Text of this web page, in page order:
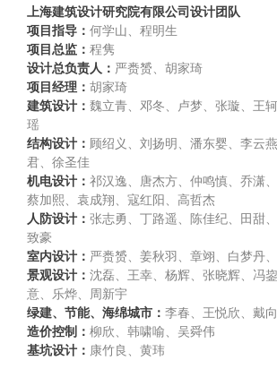
上海建筑设计研究院有限公司设计团队
项目指导： 何学山、程明生
项目总监： 程隽
设计总负责人： 严赉赟、胡家琦
项目经理： 胡家琦
建筑设计： 魏立青、邓冬、卢梦、张璇、王
瑶
结构设计： 顾绍义、刘扬明、潘东婴、李云
君、徐圣佳
机电设计： 祁汉逸、唐杰方、仲鸣慎、乔潇、
蔡加熙、袁成翔、寇红阳、高哲杰
人防设计： 张志勇、丁路遥、陈佳纪、田甜
致豪
室内设计： 严赉赟、姜秋羽、章翊、白梦丹
景观设计： 沈磊、王幸、杨辉、张晓辉、冯
意、乐烨、周新宇
绿建、节能、海绵城市： 李春、王悦欣、戴
造价控制： 柳欣、韩啸喻、吴舜伟
基坑设计： 康竹良、黄玮